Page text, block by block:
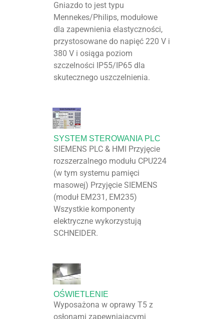
Gniazdo to jest typu
Mennekes/Philips, modułowe
dla zapewnienia elastyczności,
przystosowane do napięć 220 V i
380 V i osiąga poziom
szczelności IP55/IP65 dla
skutecznego uszczelnienia.
SYSTEM STEROWANIA PLC
SIEMENS PLC & HMI Przyjęcie
rozszerzalnego modułu CPU224
(w tym systemu pamięci
masowej) Przyjęcie SIEMENS
(moduł EM231, EM235)
Wszystkie komponenty
elektryczne wykorzystują
SCHNEIDER.
OŚWIETLENIE
Wyposażona w oprawy T5 z
osłonami zapewniającymi